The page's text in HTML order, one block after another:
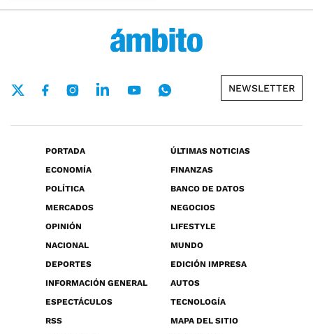
NEWSLETTER
PORTADA
ÚLTIMAS NOTICIAS
ECONOMÍA
FINANZAS
POLÍTICA
BANCO DE DATOS
MERCADOS
NEGOCIOS
OPINIÓN
LIFESTYLE
NACIONAL
MUNDO
DEPORTES
EDICIÓN IMPRESA
INFORMACIÓN GENERAL
AUTOS
ESPECTÁCULOS
TECNOLOGÍA
RSS
MAPA DEL SITIO